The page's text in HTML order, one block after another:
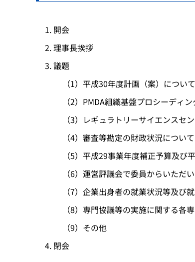
開会
理事長挨拶
議題
（1）平成30年度計画（案）について
（2）PMDA組織基盤プロシーディ
（3）レギュラトリーサイエンスセ
（4）審査等勘定の財政状況について
（5）平成29事業年度補正予算及び
（6）運営評議会で委員からいただ
（7）企業出身者の就業状況等及び
（8）専門協議等の実施に関する各
（9）その他
閉会